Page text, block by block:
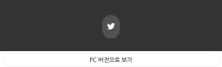
PC 버전으로 보기